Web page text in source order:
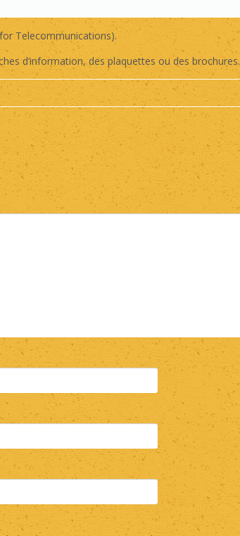
Telecommunications).
d’information, des plaquettes ou des brochures.